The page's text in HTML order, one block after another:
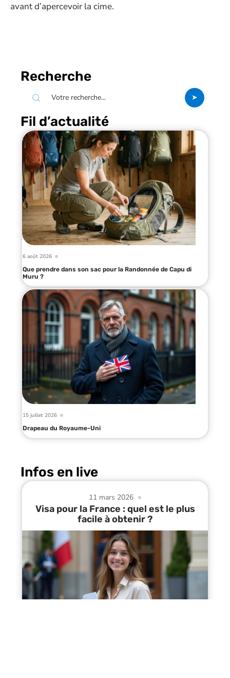
avant d’apercevoir la cime.
Recherche
Fil d’actualité
6 août 2026
Que prendre dans son sac pour la Randonnée de Capu di
Muru ?
15 juillet 2026
Drapeau du Royaume-Uni
Infos en live
11 mars 2026
Visa pour la France : quel est le plus
facile à obtenir ?